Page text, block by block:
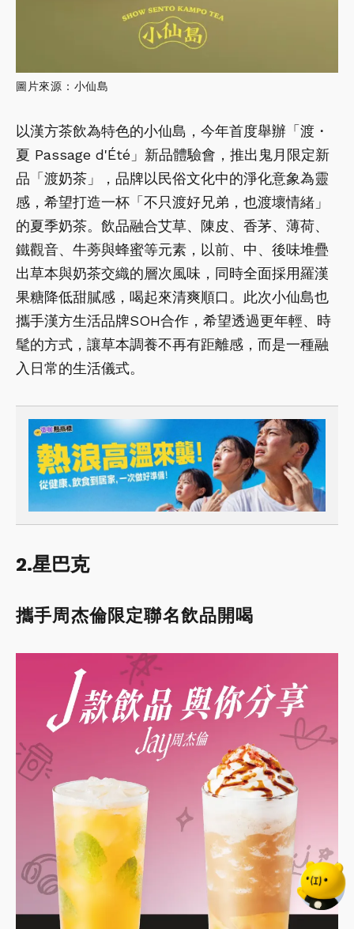
圖片來源：小仙島
以漢方茶飲為特色的小仙島，今年首度舉辦「渡・
夏 Passage d'Été」新品體驗會，推出鬼月限定新
品「渡奶茶」，品牌以民俗文化中的淨化意象為靈
感，希望打造一杯「不只渡好兄弟，也渡壞情緒」
的夏季奶茶。飲品融合艾草、陳皮、香茅、薄荷、
鐵觀音、牛蒡與蜂蜜等元素，以前、中、後味堆疊
出草本與奶茶交織的層次風味，同時全面採用羅漢
果糖降低甜膩感，喝起來清爽順口。此次小仙島也
攜手漢方生活品牌SOH合作，希望透過更年輕、時
髦的方式，讓草本調養不再有距離感，而是一種融
入日常的生活儀式。
2.星巴克
攜手周杰倫限定聯名飲品開喝